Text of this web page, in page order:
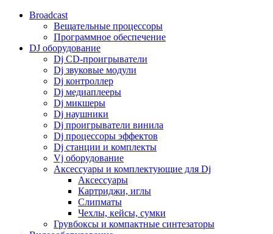
Broadcast
Вещательные процессоры
Программное обеспечение
DJ оборудование
Dj CD-проигрыватели
Dj звуковые модули
Dj контроллер
Dj медиаплееры
Dj микшеры
Dj наушники
Dj проигрыватели винила
Dj процессоры эффектов
Dj станции и комплекты
Vj оборудование
Аксессуары и комплектующие для Dj
Аксессуары
Картриджи, иглы
Слипматы
Чехлы, кейсы, сумки
Грувбоксы и компактные синтезаторы